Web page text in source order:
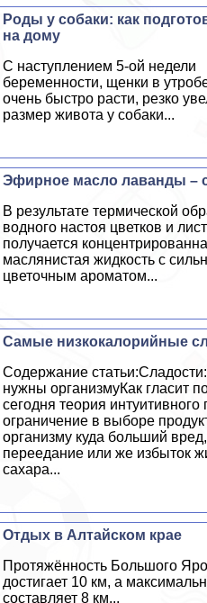
Роды у собаки: как
на дому
С наступлением 5-ой недели
беременности, щенки в
очень быстро расти, резко
размер живота у собаки...
Эфирное масло лаванды –
В результате термической
водного настоя цветков и
получается
маслянистая жидкость с
цветочным ароматом...
Самые низкокалорийные
Содержание
нужны организмуКак гласит
сегодня теория интуитивного
ограничение в выборе
организму куда больший
переедание или же избыток
сахара...
Отдых в Алтайском крае
Протяжённость Большого
достигает 10 км, а
составляет 8 км...